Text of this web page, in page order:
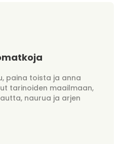
paina toista ja anna
tarinoiden maailmaan,
naurua ja arjen